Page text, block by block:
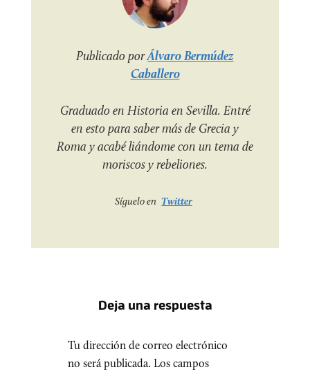
Publicado porÁlvaro Bermúdez
Caballero
Graduado en Historia en Sevilla. Entré
en esto para saber más de Grecia y
Roma y acabé liándome con un tema de
moriscos y rebeliones.
Síguelo en Twitter
Deja una respuesta
Tu dirección de correo electrónico
no será publicada. Los campos